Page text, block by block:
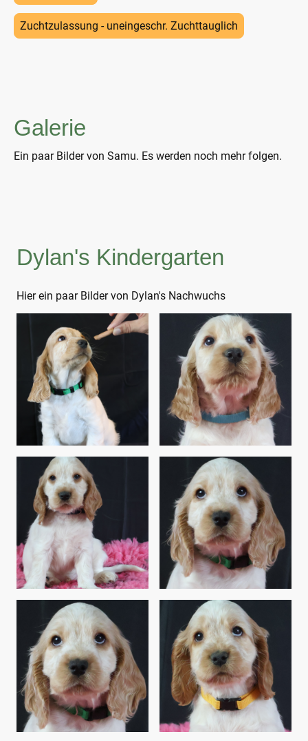
Zuchtzulassung - uneingeschr. Zuchttauglich
Galerie
Ein paar Bilder von Samu. Es werden noch mehr folgen.
Dylan's Kindergarten
Hier ein paar Bilder von Dylan's Nachwuchs